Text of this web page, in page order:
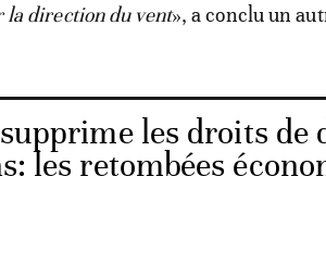
la direction du vent», a conclu un
les droits de
les retombées